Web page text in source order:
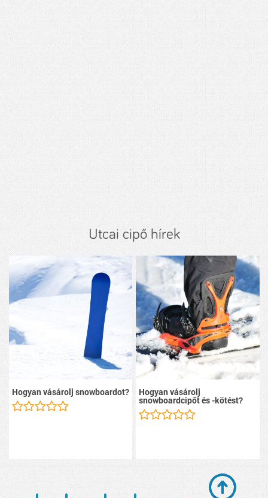
Utcai cipő hírek
Hogyan vásárolj snowboardot? Hogyan vásárolj
snowboardcipőt és -kötést?